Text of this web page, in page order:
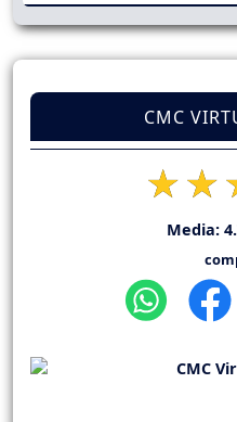
CMC
Media: